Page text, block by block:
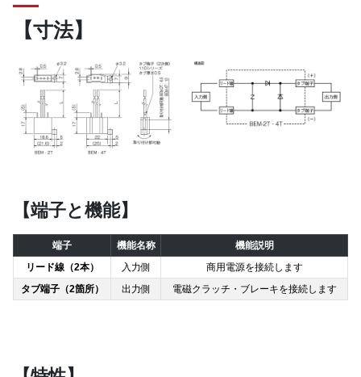
【寸法】
【端子と機能】
端子 機能名称
機能説明
リード線（2本）
入力側
商用電源を接続します
タブ端子（2箇所）
出力側 電磁クラッチ・ブレーキを接続します